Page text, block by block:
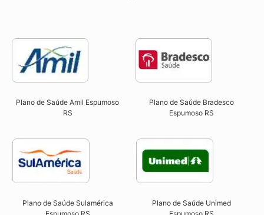
Plano de Saúde Amil Espumoso
RS
Plano de Saúde Bradesco
Espumoso RS
Plano de Saúde Sulamérica
Plano de Saúde Unimed